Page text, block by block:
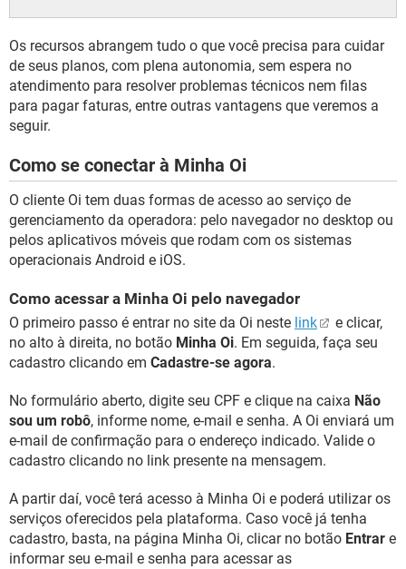
Os recursos abrangem tudo o que você precisa para cuidar
de seus planos, com plena autonomia, sem espera no
atendimento para resolver problemas técnicos nem filas
para pagar faturas, entre outras vantagens que veremos a
seguir.
Como se conectar à Minha Oi
O cliente Oi tem duas formas de acesso ao serviço de
gerenciamento da operadora: pelo navegador no desktop ou
pelos aplicativos móveis que rodam com os sistemas
operacionais Android e iOS.
Como acessar a Minha Oi pelo navegador
O primeiro passo é entrar no site da Oi neste link
e clicar,
no alto à direita, no botão Minha Oi. Em seguida, faça seu
cadastro clicando em Cadastre-se agora.
No formulário aberto, digite seu CPF e clique na caixa Não
sou um robô, informe nome, e-mail e senha. A Oi enviará um
e-mail de confirmação para o endereço indicado. Valide o
cadastro clicando no link presente na mensagem.
A partir daí, você terá acesso à Minha Oi e poderá utilizar os
serviços oferecidos pela plataforma. Caso você já tenha
cadastro, basta, na página Minha Oi, clicar no botão Entrar e
informar seu e-mail e senha para acessar as